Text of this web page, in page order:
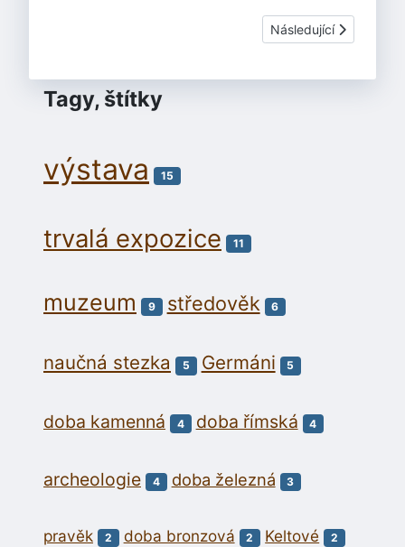
Další článek: Bylany.
Následující
Tagy, štítky
výstava 15
trvalá expozice 11
muzeum 9 středověk 6
naučná stezka 5 Germáni 5
doba kamenná 4 doba římská 4
archeologie 4 doba železná 3
pravěk 2 doba bronzová 2 Keltové 2